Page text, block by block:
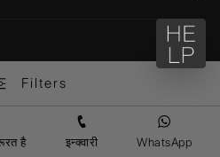
है इन्क्वारी WhatsApp
Filters